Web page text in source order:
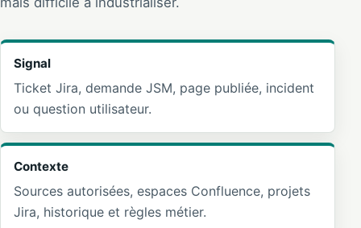
Signal
Ticket Jira, demande JSM, page publiée, incident
ou question utilisateur.
Contexte
Sources autorisées, espaces Confluence, projets
Jira, historique et règles métier.